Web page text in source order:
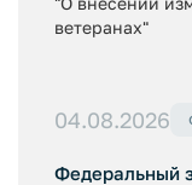
ветеранах"
04.08.2026
Федеральный